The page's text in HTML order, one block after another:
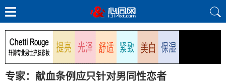
专家：献血条例应只针对男同性恋者